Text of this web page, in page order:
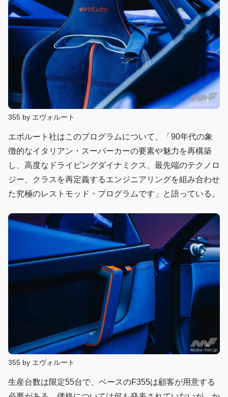
355 by エヴォルート
エボルート社はこのプログラムについて、「90年代の象
徴的なイタリアン・スーパーカーの要素や魅力を再構築
し、高度なドライビングダイナミクス、最先端のテクノロ
ジー、クラスを再定義するエンジニアリングを組み合わせ
た究極のレストモッド・プログラムです」と語っている。
355 by エヴォルート
生産台数は限定55台で、ベースのF355は顧客が用意する